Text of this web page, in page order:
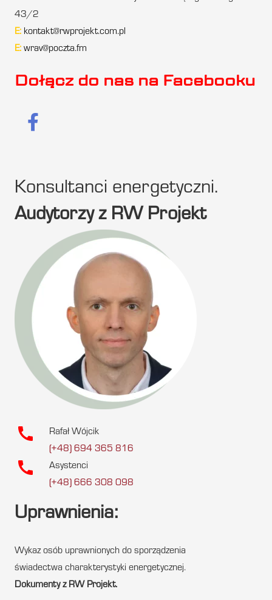
43/2
E: kontakt@rwprojekt.com.pl
E: wrav@poczta.fm
Dołącz do nas na Facebooku
Konsultanci energetyczni.
Audytorzy z RW Projekt
call
Rafał Wójcik
(+48) 694 365 816
call
Asystenci
(+48) 666 308 098
Uprawnienia:
Wykaz osób uprawnionych do sporządzenia
świadectwa charakterystyki energetycznej.
Dokumenty z RW Projekt.